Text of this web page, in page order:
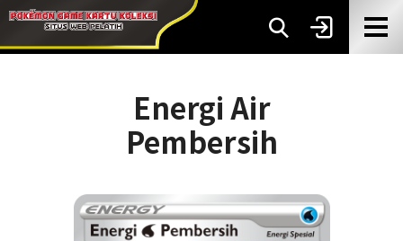
Energi Air
Pembersih